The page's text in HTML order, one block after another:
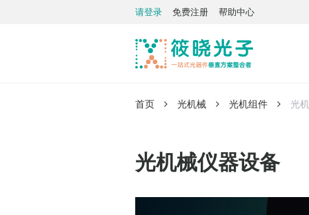
请登录 免费注册 帮助中心
首页 光机械 光机组件 光
光机械仪器设备